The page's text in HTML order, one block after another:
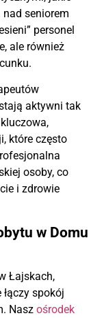
nad seniorem
personel
ale również
aktywni tak
które często
osoby, co
i zdrowie
w Domu
Łajskach,
spokój
Naszośrodek